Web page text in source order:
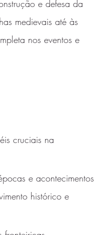
e defesa da
medievais até às
nos eventos e
cruciais na
e acontecimentos
histórico e